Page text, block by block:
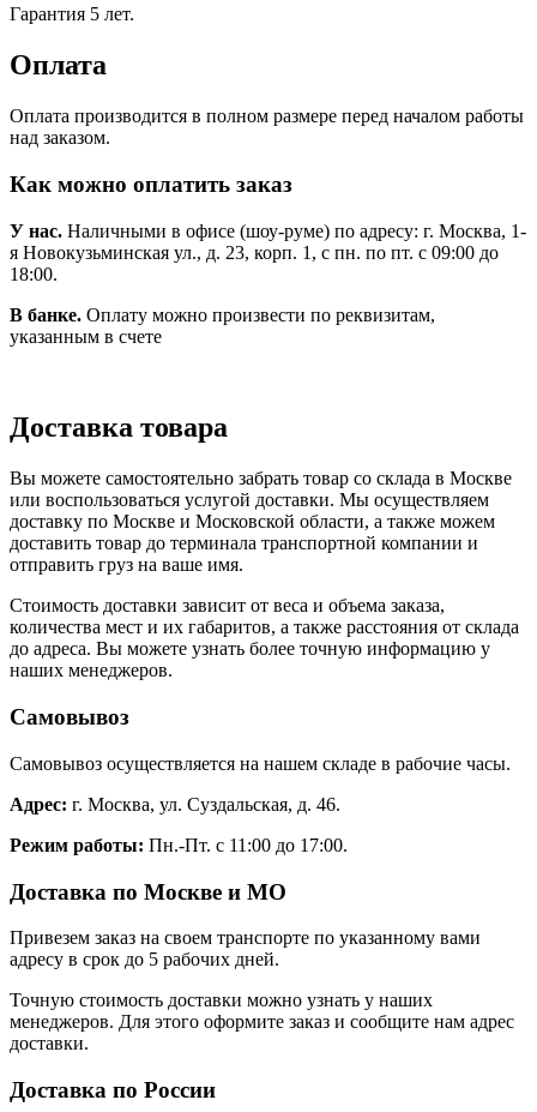
Гарантия 5 лет.
Оплата
Оплата производится в полном размере перед началом работы
над заказом.
Как можно оплатить заказ
У нас. Наличными в офисе (шоу-руме) по адресу: г. Москва, 1-
я Новокузьминская ул., д. 23, корп. 1, с пн. по пт. с 09:00 до
18:00.
В банке. Оплату можно произвести по реквизитам,
указанным в счете
Доставка товара
Вы можете самостоятельно забрать товар со склада в Москве
или воспользоваться услугой доставки. Мы осуществляем
доставку по Москве и Московской области, а также можем
доставить товар до терминала транспортной компании и
отправить груз на ваше имя.
Стоимость доставки зависит от веса и объема заказа,
количества мест и их габаритов, а также расстояния от склада
до адреса. Вы можете узнать более точную информацию у
наших менеджеров.
Самовывоз
Самовывоз осуществляется на нашем складе в рабочие часы.
Адрес: г. Москва, ул. Суздальская, д. 46.
Режим работы: Пн.-Пт. с 11:00 до 17:00.
Доставка по Москве и МО
Привезем заказ на своем транспорте по указанному вами
адресу в срок до 5 рабочих дней.
Точную стоимость доставки можно узнать у наших
менеджеров. Для этого оформите заказ и сообщите нам адрес
доставки.
Доставка по России